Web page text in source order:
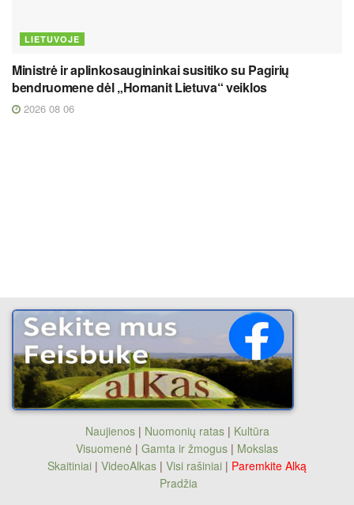
LIETUVOJE
Ministrė ir aplinkosaugininkai susitiko su Pagirių
bendruomene dėl „Homanit Lietuva“ veiklos
2026 08 06
Naujienos| Nuomonių ratas| Kultūra
Visuomenė | Gamta ir žmogus | Mokslas
Skaitiniai | VideoAlkas | Visi rašiniai | Paremkite Alką
Pradžia